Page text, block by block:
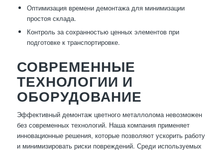
Оптимизация времени демонтажа для минимизации
простоя склада.
Контроль за сохранностью ценных элементов при
подготовке к транспортировке.
СОВРЕМЕННЫЕ
ТЕХНОЛОГИИ И
ОБОРУДОВАНИЕ
Эффективный демонтаж цветного металлолома невозможен
без современных технологий. Наша компания применяет
инновационные решения, которые позволяют ускорить работу
и минимизировать риски повреждений. Среди используемых